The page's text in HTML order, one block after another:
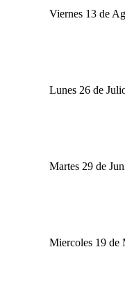
Viernes 13 de
Lunes 26 de
Martes 29 de
Miercoles 19 de